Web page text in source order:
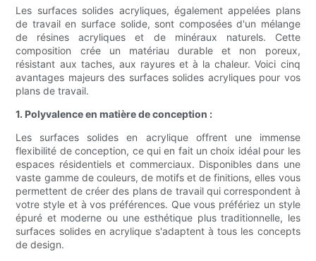
Les surfaces solides acryliques, également appelées plans
de travail en surface solide, sont composées d'un mélange
de résines acryliques et de minéraux naturels. Cette
composition crée un matériau durable et non poreux,
résistant aux taches, aux rayures et à la chaleur. Voici cinq
avantages majeurs des surfaces solides acryliques pour vos
plans de travail.
1. Polyvalence en matière de conception :
Les surfaces solides en acrylique offrent une immense
flexibilité de conception, ce qui en fait un choix idéal pour les
espaces résidentiels et commerciaux. Disponibles dans une
vaste gamme de couleurs, de motifs et de finitions, elles vous
permettent de créer des plans de travail qui correspondent à
votre style et à vos préférences. Que vous préfériez un style
épuré et moderne ou une esthétique plus traditionnelle, les
surfaces solides en acrylique s'adaptent à tous les concepts
de design.